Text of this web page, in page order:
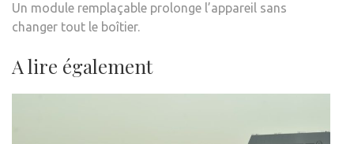
Un module remplaçable prolonge l’appareil sans
changer tout le boîtier.
A lire également